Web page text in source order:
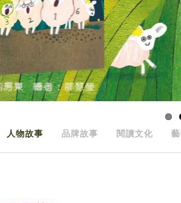
人物故事 品牌故事 閱讀文化